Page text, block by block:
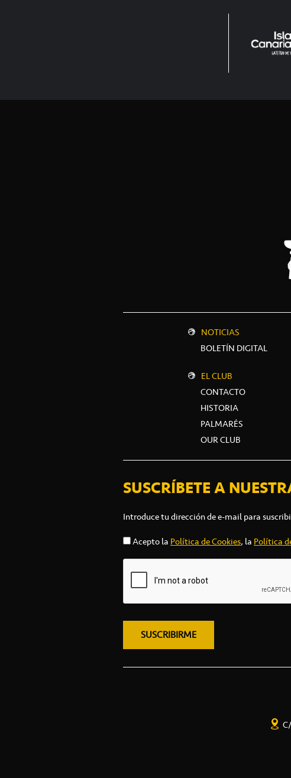
NOTICIAS
BOLETÍN DIGITAL
EL CLUB
CONTACTO
HISTORIA
PALMARÉS
OUR CLUB
SUSCRÍBETE A
Introduce tu dirección de e-mail para
Acepto la Política de Cookies, la Política